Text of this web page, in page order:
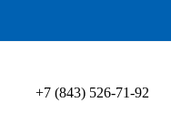
Вход Регистрация
+7 (843) 526-71-92